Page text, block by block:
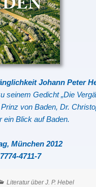
Johann Peter
seinem Gedicht „Die
von Baden, Dr.
ein Blick auf Baden.
München 2012
4711-7
Categories
Literatur über J. P. Hebel